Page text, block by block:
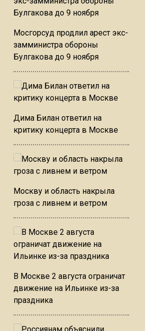
Мосгорсуд продлил арест экс-
замминистра обороны
Булгакова до 9 ноября
Дима Билан ответил на
критику концерта в Москве
Москву и область накрыла
гроза с ливнем и ветром
В Москве 2 августа ограничат
движение на Ильинке из-за
праздника